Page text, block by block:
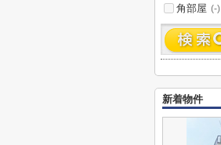
角部屋 (-)
新着物件